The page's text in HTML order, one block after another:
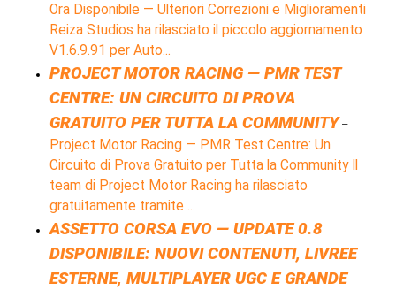
Ora Disponibile — Ulteriori Correzioni e Miglioramenti
Reiza Studios ha rilasciato il piccolo aggiornamento
V1.6.9.91 per Auto...
PROJECT MOTOR RACING — PMR TEST
CENTRE: UN CIRCUITO DI PROVA
GRATUITO PER TUTTA LA COMMUNITY –
Project Motor Racing — PMR Test Centre: Un
Circuito di Prova Gratuito per Tutta la Community Il
team di Project Motor Racing ha rilasciato
gratuitamente tramite ...
ASSETTO CORSA EVO — UPDATE 0.8
DISPONIBILE: NUOVI CONTENUTI, LIVREE
ESTERNE, MULTIPLAYER UGC E GRANDE